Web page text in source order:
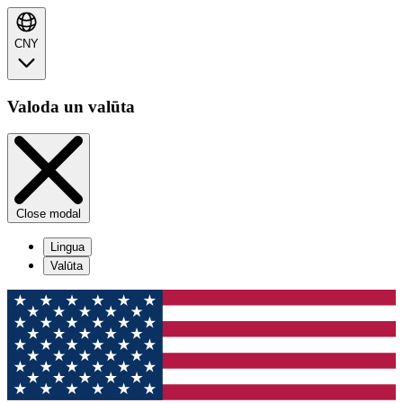
CNY
Valoda un valūta
Close modal
Lingua
Valūta